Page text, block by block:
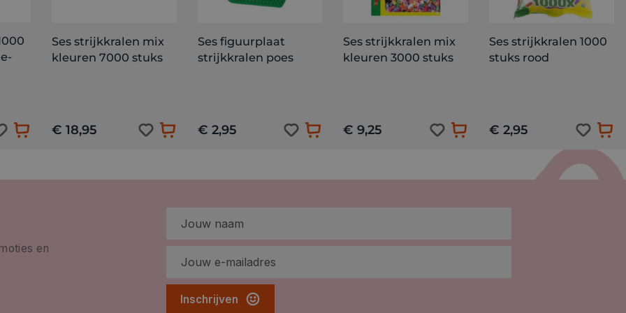
Ses strijkkralen mix
kleuren 7000 stuks
€ 18,95
Ses figuurplaat
strijkkralen poes
€ 2,95
Ses strijkkralen mix
kleuren 3000 stuks
€ 9,25
Ses strijkkralen 1000
stuks rood
€ 2,95
en
Inschrijven